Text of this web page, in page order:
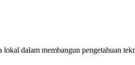
dalam membangun pengetahuan